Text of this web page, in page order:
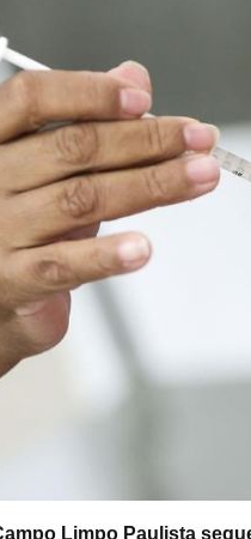
Limpo Paulista